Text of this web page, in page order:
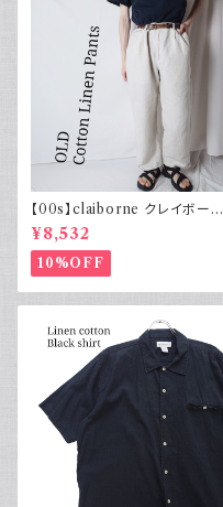
【00s】claiborne クレイボーン
リネンコットンパンツ ツータック
¥8,532
10%OFF